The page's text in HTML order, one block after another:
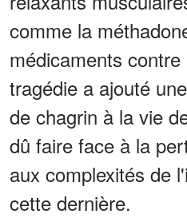
comme la
médicaments
tragédie a ajouté
de chagrin à la vie
dû faire face à la
aux complexités de
cette dernière.